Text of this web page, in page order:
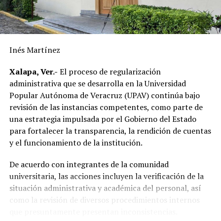
por la Comisión Federal de Electricidad en Alvarado
supera la realizada durante los últimos diez años,
reflejando el resultado de las gestiones emprendidas por
las principales demandas de la población.
“Mejorar el servicio de energía eléctrica ha sido una
prioridad desde el inicio de mi gobierno y continuaremos
gestionando recursos y proyectos que contribuyan al
desarrollo del municipio y al bienestar de las familias
alvaradeñas”.
Por último, reconoció y agradeció a la gobernadora del
Alvarado, así como a personal directivo de la CFE por la
disposición y coordinación institucional para impulsar
estas importantes acciones en beneficio del municipio.
Inés Martínez
Xalapa, Ver.- El proceso de regularización
administrativa que se desarrolla en la Universidad
Popular Autónoma de Veracruz (UPAV) continúa bajo
revisión de las instancias competentes, como parte de
una estrategia impulsada por el Gobierno del Estado
para fortalecer la transparencia, la rendición de cuentas
y el funcionamiento de la institución.
De acuerdo con integrantes de la comunidad
universitaria, las acciones incluyen la verificación de la
situación administrativa y académica del personal, así
como la revisión de diversos procedimientos internos